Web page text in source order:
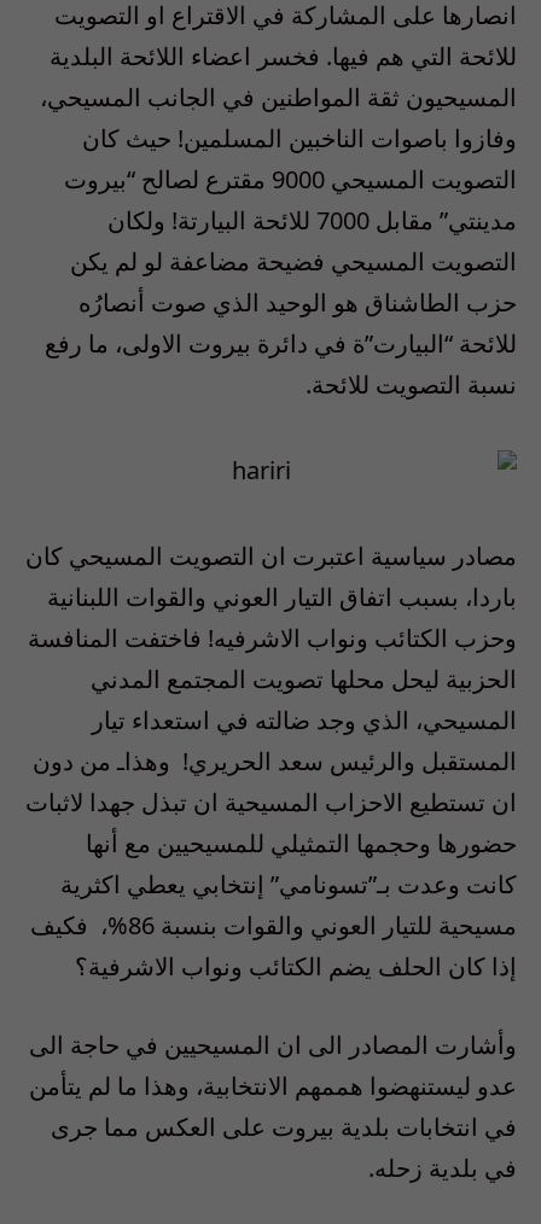
انصارها على المشاركة في الاقتراع او التصويت
للائحة التي هم فيها. فخسر اعضاء اللائحة البلدية
المسيحيون ثقة المواطنين في الجانب المسيحي،
وفازوا باصوات الناخبين المسلمين! حيث كان
التصويت المسيحي 9000 مقترع لصالح “بيروت
مدينتي” مقابل 7000 للائحة البيارتة! ولكان
التصويت المسيحي فضيحة مضاعفة لو لم يكن
حزب الطاشناق هو الوحيد الذي صوت أنصارُه
للائحة “البيارت”ة في دائرة بيروت الاولى، ما رفع
نسبة التصويت للائحة.
مصادر سياسية اعتبرت ان التصويت المسيحي كان
باردا، بسبب اتفاق التيار العوني والقوات اللبنانية
وحزب الكتائب ونواب الاشرفيه! فاختفت المنافسة
الحزبية ليحل محلها تصويت المجتمع المدني
المسيحي، الذي وجد ضالته في استعداء تيار
المستقبل والرئيس سعد الحريري! وهذاـ من دون
ان تستطيع الاحزاب المسيحية ان تبذل جهدا لاثبات
حضورها وحجمها التمثيلي للمسيحيين مع أنها
كانت وعدت بـ”تسونامي” إنتخابي يعطي اكثرية
مسيحية للتيار العوني والقوات بنسبة 86%،
فكيف
إذا كان الحلف يضم الكتائب ونواب الاشرفية؟
وأشارت المصادر الى ان المسيحيين في حاجة الى
عدو ليستنهضوا هممهم الانتخابية، وهذا ما لم يتأمن
في انتخابات بلدية بيروت على العكس مما جرى
في بلدية زحله.